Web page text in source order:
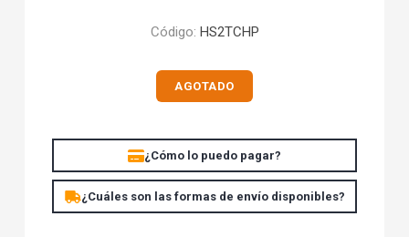
Código: HS2TCHP
AGOTADO
¿Cómo lo puedo pagar?
¿Cuáles son las formas de envío disponibles?